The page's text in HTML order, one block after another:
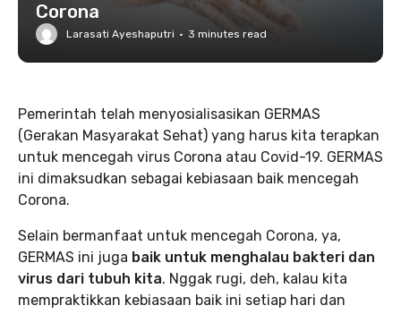
Corona
Larasati Ayeshaputri · 3 minutes read
Pemerintah telah menyosialisasikan GERMAS
(Gerakan Masyarakat Sehat) yang harus kita terapkan
untuk mencegah virus Corona atau Covid-19. GERMAS
ini dimaksudkan sebagai kebiasaan baik mencegah
Corona.
Selain bermanfaat untuk mencegah Corona, ya,
GERMAS ini juga baik untuk menghalau bakteri dan
virus dari tubuh kita. Nggak rugi, deh, kalau kita
mempraktikkan kebiasaan baik ini setiap hari dan